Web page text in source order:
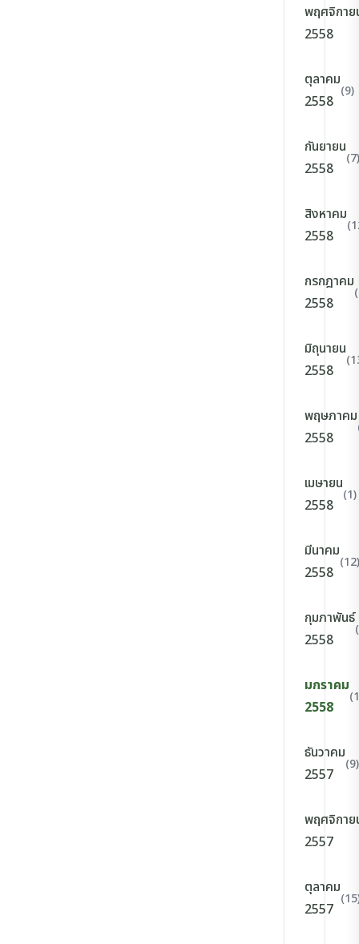
พฤศจิกาย
2558
ตุลาคม
2558
(9)
กันยายน
2558
(7)
สิงหาคม
2558
กรกฎาคม
2558
มิถุนายน
2558
พฤษภาคม
2558
เมษายน
2558
(1)
มีนาคม
2558
(12)
กุมภาพันธ์
2558
มกราคม
2558
ธันวาคม
2557
(9)
พฤศจิกาย
2557
ตุลาคม
2557